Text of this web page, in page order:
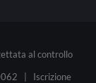
al controllo
| Iscrizione